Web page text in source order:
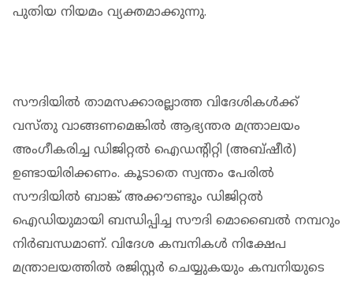
പുതിയ നിയമം വ്യക്തമാക്കുന്നു.
സൗദിയിൽ താമസക്കാരല്ലാത്ത വിദേശികൾക്ക്
വസ്തു വാങ്ങണമെങ്കിൽ ആഭ്യന്തര മന്ത്രാലയം
അംഗീകരിച്ച ഡിജിറ്റൽ ഐഡന്റിറ്റി (അബ്ഷീർ)
ഉണ്ടായിരിക്കണം. കൂടാതെ സ്വന്തം പേരിൽ
സൗദിയിൽ ബാങ്ക് അക്കൗണ്ടും ഡിജിറ്റൽ
ഐഡിയുമായി ബന്ധിപ്പിച്ച സൗദി മൊബൈൽ നമ്പറും
നിർബന്ധമാണ്. വിദേശ കമ്പനികൾ നിക്ഷേപ
മന്ത്രാലയത്തിൽ രജിസ്റ്റർ ചെയ്യുകയും കമ്പനിയുടെ